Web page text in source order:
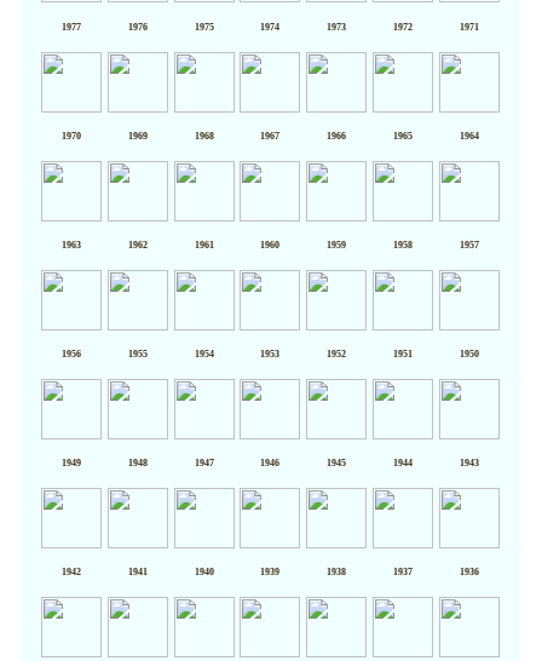
1977 1976 1975 1974 1973 1972 1971
1970 1969 1968 1967 1966 1965 1964
1963 1962 1961 1960 1959 1958 1957
1956 1955 1954 1953 1952 1951 1950
1949 1948 1947 1946 1945 1944 1943
1942 1941 1940 1939 1938 1937 1936